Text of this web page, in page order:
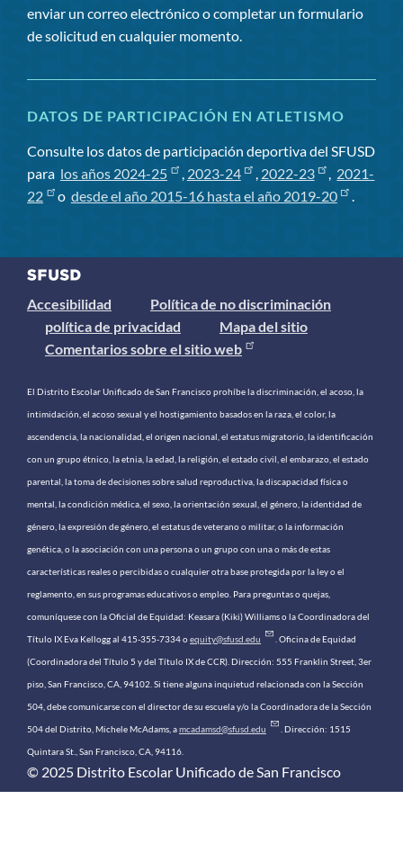
enviar un correo electrónico o completar un formulario
de solicitud en cualquier momento.
DATOS DE PARTICIPACIÓN EN ATLETISMO
Consulte los datos de participación deportiva del SFUSD
para los años 2024-25 , 2023-24 , 2022-23 , 2021-
22
o desde el año 2015-16 hasta el año 2019-20 .
Accesibilidad
Política de no discriminación
política de privacidad
Mapa del sitio
Comentarios sobre el sitio web
El Distrito Escolar Unificado de San Francisco prohíbe la discriminación, el acoso, la
intimidación, el acoso sexual y el hostigamiento basados ​​en la raza, el color, la
ascendencia, la nacionalidad, el origen nacional, el estatus migratorio, la identificación
con un grupo étnico, la etnia, la edad, la religión, el estado civil, el embarazo, el estado
parental, la toma de decisiones sobre salud reproductiva, la discapacidad física o
mental, la condición médica, el sexo, la orientación sexual, el género, la identidad de
género, la expresión de género, el estatus de veterano o militar, o la información
genética, o la asociación con una persona o un grupo con una o más de estas
características reales o percibidas o cualquier otra base protegida por la ley o el
reglamento, en sus programas educativos o empleo. Para preguntas o quejas,
comuníquese con la Oficial de Equidad: Keasara (Kiki) Williams o la Coordinadora del
Título IX Eva Kellogg al 415-355-7334 oequity@sfusd.edu . Oficina de Equidad
(Coordinadora del Título 5 y del Título IX de CCR). Dirección: 555 Franklin Street, 3er
piso, San Francisco, CA, 94102. Si tiene alguna inquietud relacionada con la Sección
504, debe comunicarse con el director de su escuela y/o la Coordinadora de la Sección
504 del Distrito, Michele McAdams, amcadamsd@sfusd.edu . Dirección: 1515
Quintara St., San Francisco, CA, 94116.
© 2025 Distrito Escolar Unificado de San Francisco